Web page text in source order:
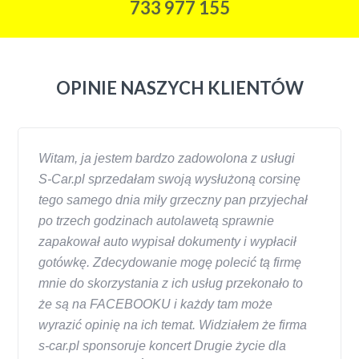
733 977 155
OPINIE NASZYCH KLIENTÓW
Witam, ja jestem bardzo zadowolona z usługi
S-Car.pl sprzedałam swoją wysłużoną corsinę
tego samego dnia miły grzeczny pan przyjechał
po trzech godzinach autolawetą sprawnie
zapakował auto wypisał dokumenty i wypłacił
gotówkę. Zdecydowanie mogę polecić tą firmę
mnie do skorzystania z ich usług przekonało to
że są na FACEBOOKU i każdy tam może
wyrazić opinię na ich temat. Widziałem że firma
s-car.pl sponsoruje koncert Drugie życie dla